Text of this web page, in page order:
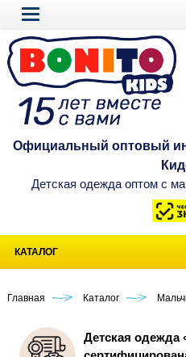
Официальный оптовый
Детская одежда оптом с
КАТАЛОГ
Главная Каталог
Детская одежда